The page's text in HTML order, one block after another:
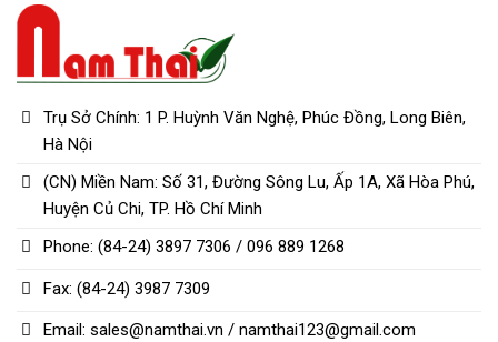
Trụ Sở Chính: 1 P. Huỳnh Văn Nghệ, Phúc Đồng, Long Biên,
Hà Nội
(CN) Miền Nam: Số 31, Đường Sông Lu, Ấp 1A, Xã Hòa Phú,
Huyện Củ Chi, TP. Hồ Chí Minh
Phone: (84-24) 3897 7306 / 096 889 1268
Fax: (84-24) 3987 7309
Email: sales@namthai.vn / namthai123@gmail.com